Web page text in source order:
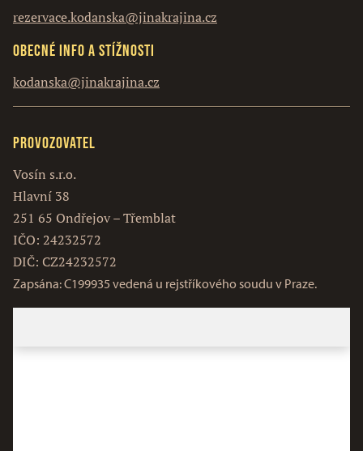
rezervace.kodanska@jinakrajina.cz
Obecné info a stížnosti
kodanska@jinakrajina.cz
Provozovatel
Vosín s.r.o.
Hlavní 38
251 65 Ondřejov – Třemblat
IČO: 24232572
DIČ: CZ24232572
Zapsána: C199935 vedená u rejstříkového soudu v Praze.